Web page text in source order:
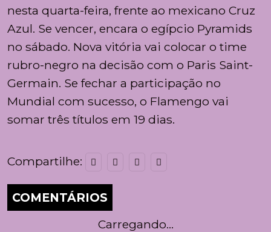
nesta quarta-feira, frente ao mexicano Cruz
Azul. Se vencer, encara o egípcio Pyramids
no sábado. Nova vitória vai colocar o time
rubro-negro na decisão com o Paris Saint-
Germain. Se fechar a participação no
Mundial com sucesso, o Flamengo vai
somar três títulos em 19 dias.
Compartilhe:
COMENTÁRIOS
Carregando...